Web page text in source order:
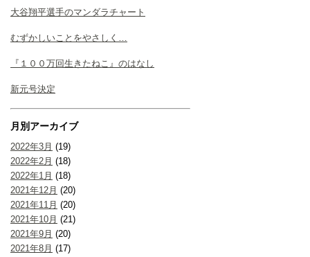
大谷翔平選手のマンダラチャート
むずかしいことをやさしく…
『１００万回生きたねこ』のはなし
新元号決定
月別アーカイブ
2022年3月 (19)
2022年2月 (18)
2022年1月 (18)
2021年12月 (20)
2021年11月 (20)
2021年10月 (21)
2021年9月 (20)
2021年8月 (17)